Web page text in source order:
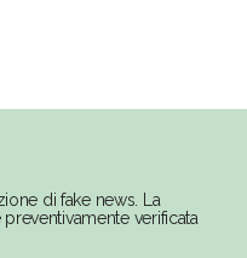
di fake news. La
verificata